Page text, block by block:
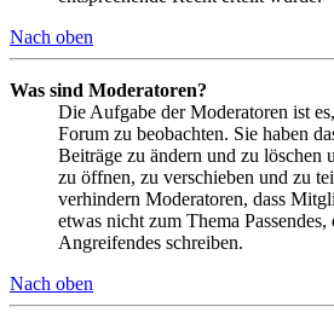
Nach oben
Was sind Moderatoren?
Die Aufgabe der Moderatoren ist
Forum zu beobachten. Sie haben
Beiträge zu ändern und zu löschen
zu öffnen, zu verschieben und zu
verhindern Moderatoren, dass
etwas nicht zum Thema
Angreifendes schreiben.
Nach oben